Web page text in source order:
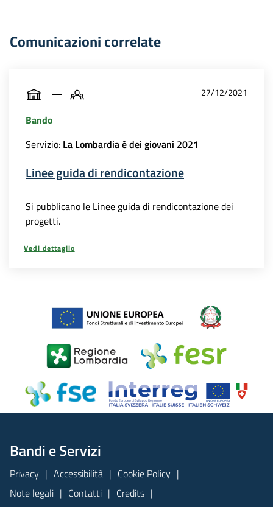
Comunicazioni correlate
27/12/2021
Bando
Servizio: La Lombardia è dei giovani 2021
Linee guida di rendicontazione
Si pubblicano le Linee guida di rendicontazione dei
progetti.
Vedi dettaglio
Bandi e Servizi
Privacy Accessibilità
Cookie Policy
Note legali
Contatti Credits